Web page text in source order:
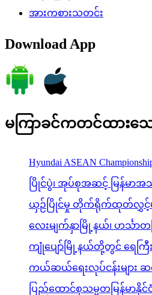
အားကစားသတင်း
Download App
မကြာခင်ကတင်ထားသ
Hyundai ASEAN
ပြိုင်ပွဲ၊ အုပ်စုအဆင့် မြန်မာ
ယှဉ်ပြိုင်မှု တိုက်ရိုက်ထုတ်လွှ
လေးမျက်နှာမြို့နယ်၊ ဟင်္သာ
ကျုံပျော်မြို့နယ်တို့တွင် ရေကြီ
ကယ်ဆယ်ရေးလုပ်ငန်းများ
ပြည်ထောင်စုသမ္မတမြန်မာနို